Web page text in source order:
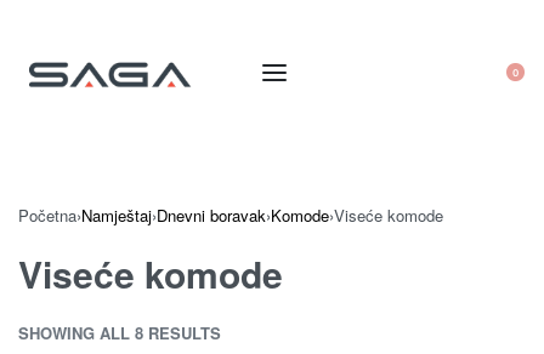
0
Početna›Namještaj›Dnevni boravak›Komode›Viseće komode
Viseće komode
SHOWING ALL 8 RESULTS